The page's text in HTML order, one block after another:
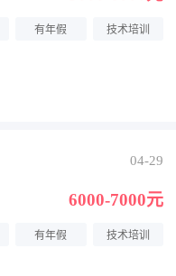
有年假 技术培训
04-29
6000-7000元
有年假 技术培训